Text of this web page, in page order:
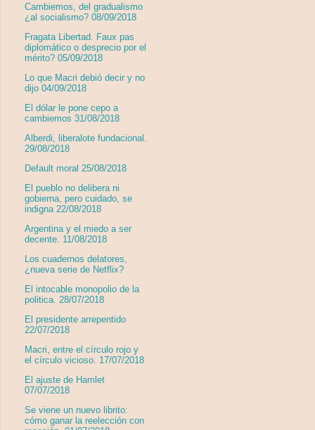
Cambiemos, del gradualismo
¿al socialismo? 08/09/2018
Fragata Libertad. Faux pas
diplomático o desprecio por el
mérito? 05/09/2018
Lo que Macri debió decir y no
dijo 04/09/2018
El dólar le pone cepo a
cambiemos 31/08/2018
Alberdi, liberalote fundacional.
29/08/2018
Default moral 25/08/2018
El pueblo no delibera ni
gobierna, pero cuidado, se
indigna 22/08/2018
Argentina y el miedo a ser
decente. 11/08/2018
Los cuadernos delatores,
¿nueva serie de Netflix?
El intocable monopolio de la
politica. 28/07/2018
El presidente arrepentido
22/07/2018
Macri, entre el círculo rojo y
el círculo vicioso. 17/07/2018
El ajuste de Hamlet
07/07/2018
Se viene un nuevo librito:
cómo ganar la reelección con